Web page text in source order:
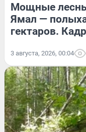
Мощные
Ямал —
гектаров.
3 августа, 2026, 00:04